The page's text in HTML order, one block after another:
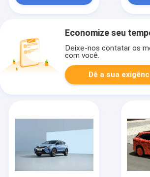
Economize seu
Deixe-nos contatar os
com você.
Dê a sua